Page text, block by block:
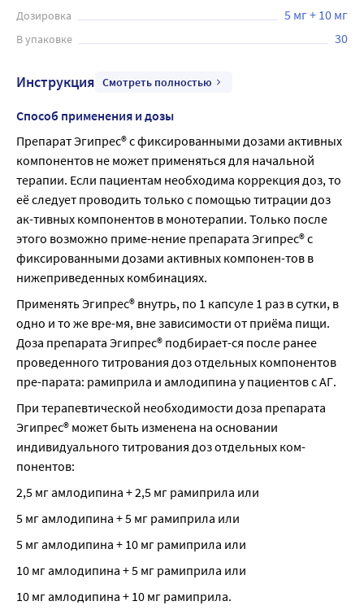
Дозировка 5 мг + 10 мг
В упаковке 30
Инструкция Смотреть полностью
Способ применения и дозы
Препарат Эгипрес® с фиксированными дозами активных
компонентов не может применяться для начальной
терапии. Если пациентам необходима коррекция доз, то
её следует проводить только с помощью титрации доз
ак-тивных компонентов в монотерапии. Только после
этого возможно приме-нение препарата Эгипрес® с
фиксированными дозами активных компонен-тов в
нижеприведенных комбинациях.
Применять Эгипрес® внутрь, по 1 капсуле 1 раз в сутки, в
одно и то же вре-мя, вне зависимости от приёма пищи.
Доза препарата Эгипрес® подбирает-ся после ранее
проведенного титрования доз отдельных компонентов
пре-парата: рамиприла и амлодипина у пациентов с АГ.
При терапевтической необходимости доза препарата
Эгипрес® может быть изменена на основании
индивидуального титрования доз отдельных ком-
понентов:
2,5 мг амлодипина + 2,5 мг рамиприла или
5 мг амлодипина + 5 мг рамиприла или
5 мг амлодипина + 10 мг рамиприла или
10 мг амлодипина + 5 мг рамиприла или
10 мг амлодипина + 10 мг рамиприла.